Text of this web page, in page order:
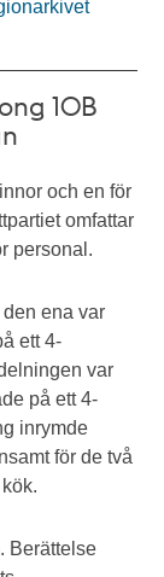
10B
och en för
omfattar
personal.
ena var
ett 4-
var
på ett 4-
inrymde
för de två
Berättelse